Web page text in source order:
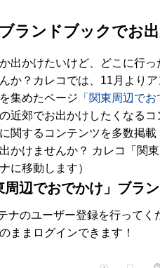
ランドブックでお
出かけたいけど、どこに行
か？カレコでは、11月より
集めたページ 「関東周辺でお
近郊でお出かけしたくなる
関するコンテンツを多数掲
かけませんか？ カレコ「関
に移動します）
周辺でおでかけ」ブラ
ナのユーザー登録を行って
ままログインできます！